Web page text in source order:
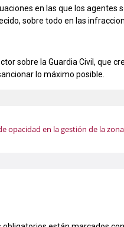
en las que los agentes
sobre todo en las
sobre la Guardia Civil, que
lo máximo posible.
opacidad en la gestión de la